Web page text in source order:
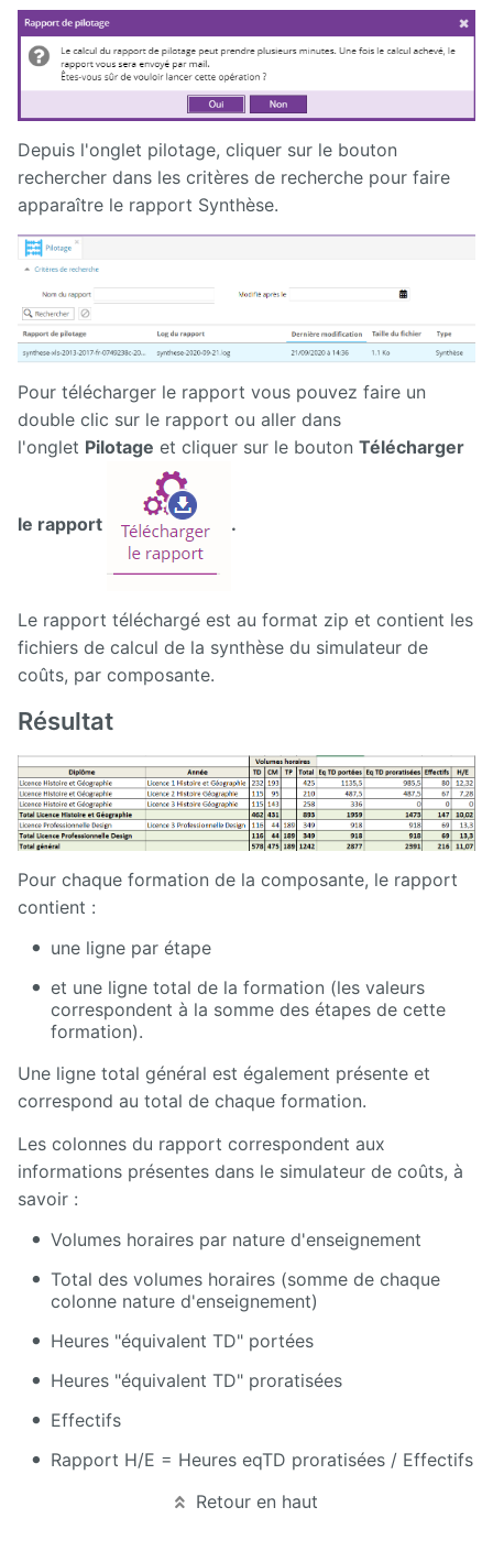
Depuis l'onglet pilotage, cliquer sur le bouton
rechercher dans les critères de recherche pour faire
apparaître le rapport Synthèse.
Pour télécharger le rapport vous pouvez faire un
double clic sur le rapport ou aller dans
l'onglet Pilotage et cliquer sur le bouton Télécharger
le rapport .
Le rapport téléchargé est au format zip et contient les
fichiers de calcul de la synthèse du simulateur de
coûts, par composante.
Résultat
Pour chaque formation de la composante, le rapport
contient :
une ligne par étape
et une ligne total de la formation (les valeurs
correspondent à la somme des étapes de cette
formation).
Une ligne total général est également présente et
correspond au total de chaque formation.
Les colonnes du rapport correspondent aux
informations présentes dans le simulateur de coûts, à
savoir :
Volumes horaires par nature d'enseignement
Total des volumes horaires (somme de chaque
colonne nature d'enseignement)
Heures "équivalent TD" portées
Heures "équivalent TD" proratisées
Effectifs
Rapport H/E = Heures eqTD proratisées / Effectifs
Retour en haut